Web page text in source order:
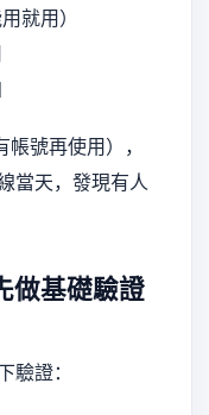
就用）
號再使用），
當天，發現有人
做基礎驗證
驗證：